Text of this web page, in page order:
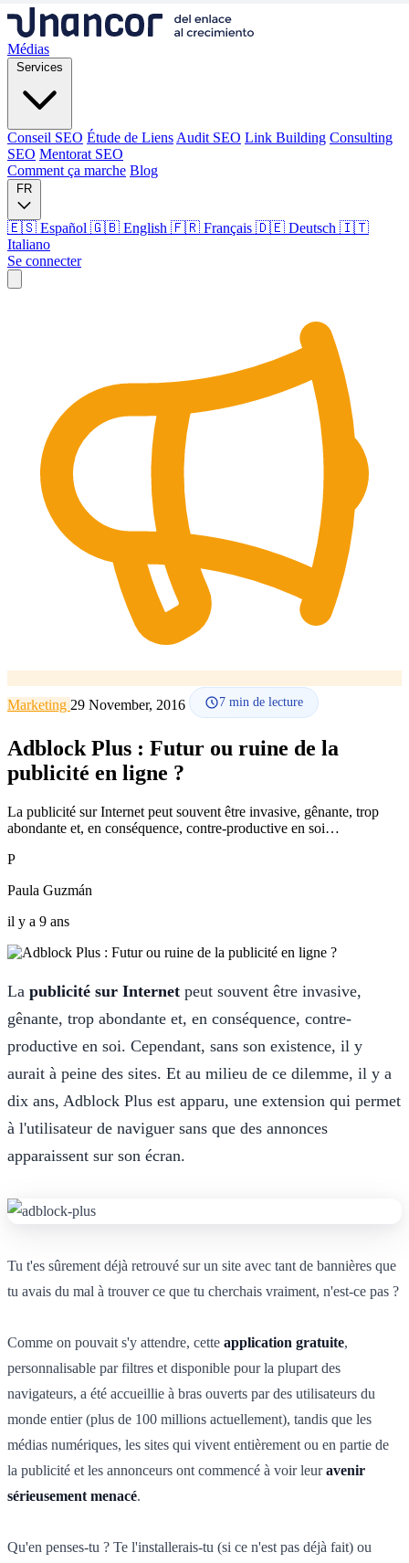
Médias
Services
Conseil SEO Étude de Liens Audit SEO Link Building Consulting
SEO Mentorat SEO
Comment ça marche Blog
FR
🇪🇸 Español 🇬🇧 English 🇫🇷 Français 🇩🇪 Deutsch 🇮🇹
Italiano
Se connecter
Étude de LiensAudit SEO Link Building
Consulting
Mentorat SEO
Comment ça marche Blog
Langue
🇪🇸 ES
🇬🇧 EN 🇫🇷 FR 🇩🇪 DE
Se connecter
Marketing 29 November, 2016 7 min de lecture
Adblock Plus : Futur ou ruine de la
publicité en ligne ?
La publicité sur Internet peut souvent être invasive, gênante, trop
abondante et, en conséquence, contre-productive en soi…
P
Paula Guzmán
il y a 9 ans
La publicité sur Internet peut souvent être invasive,
gênante, trop abondante et, en conséquence, contre-
productive en soi. Cependant, sans son existence, il y
aurait à peine des sites. Et au milieu de ce dilemme, il y a
dix ans, Adblock Plus est apparu, une extension qui permet
à l'utilisateur de naviguer sans que des annonces
apparaissent sur son écran.
Tu t'es sûrement déjà retrouvé sur un site avec tant de bannières que
tu avais du mal à trouver ce que tu cherchais vraiment, n'est-ce pas ?
Comme on pouvait s'y attendre, cette application gratuite,
personnalisable par filtres et disponible pour la plupart des
navigateurs, a été accueillie à bras ouverts par des utilisateurs du
monde entier (plus de 100 millions actuellement), tandis que les
médias numériques, les sites qui vivent entièrement ou en partie de
la publicité et les annonceurs ont commencé à voir leuravenir
sérieusement menacé.
Qu'en penses-tu ? Te l'installerais-tu (si ce n'est pas déjà fait) ou